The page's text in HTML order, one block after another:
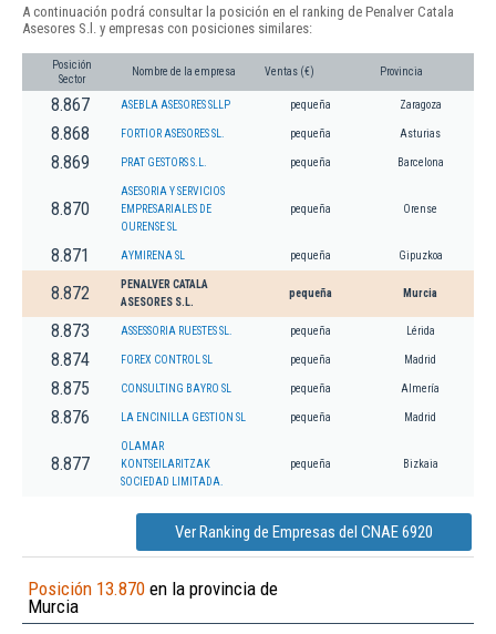
A continuación podrá consultar la posición en el ranking de Penalver Catala
Asesores S.l. y empresas con posiciones similares:
Posición
Sector
Nombre de la empresa Ventas (€) Provincia
8.867 ASEBLA ASESORES SLLP pequeña Zaragoza
8.868 FORTIOR ASESORES SL. pequeña Asturias
8.869 PRAT GESTORS S.L. pequeña Barcelona
8.870
ASESORIA Y SERVICIOS
EMPRESARIALES DE
OURENSE SL
pequeña Orense
8.871 AYMIRENA SL pequeña Gipuzkoa
8.872
PENALVER CATALA
ASESORES S.L.
pequeña Murcia
8.873 ASSESSORIA RUESTES SL. pequeña Lérida
8.874 FOREX CONTROL SL pequeña Madrid
8.875 CONSULTING BAYRO SL pequeña Almería
8.876 LA ENCINILLA GESTION SL pequeña Madrid
8.877
OLAMAR
KONTSEILARITZAK
SOCIEDAD LIMITADA.
pequeña Bizkaia
Ver Ranking de Empresas del CNAE 6920
Posición 13.870 en la provincia de
Murcia